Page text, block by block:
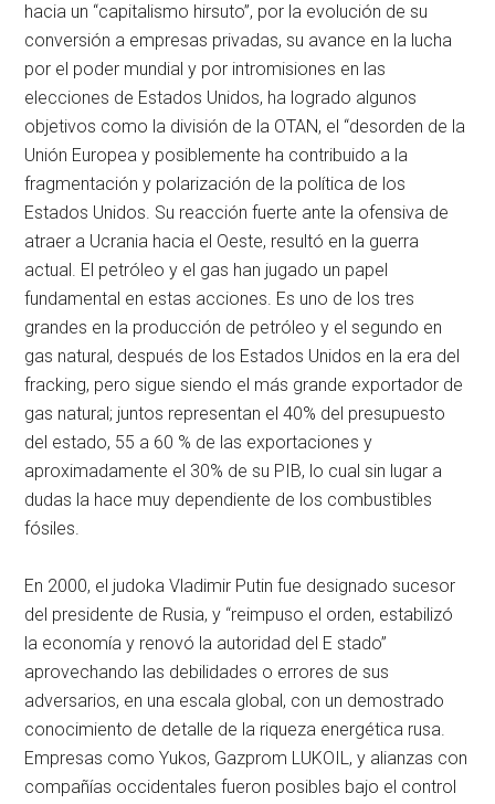
hacia un “capitalismo hirsuto”, por la evolución de su
conversión a empresas privadas, su avance en la lucha
por el poder mundial y por intromisiones en las
elecciones de Estados Unidos, ha logrado algunos
objetivos como la división de la OTAN, el “desorden de la
Unión Europea y posiblemente ha contribuido a la
fragmentación y polarización de la política de los
Estados Unidos. Su reacción fuerte ante la ofensiva de
atraer a Ucrania hacia el Oeste, resultó en la guerra
actual. El petróleo y el gas han jugado un papel
fundamental en estas acciones. Es uno de los tres
grandes en la producción de petróleo y el segundo en
gas natural, después de los Estados Unidos en la era del
fracking, pero sigue siendo el más grande exportador de
gas natural; juntos representan el 40% del presupuesto
del estado, 55 a 60 % de las exportaciones y
aproximadamente el 30% de su PIB, lo cual sin lugar a
dudas la hace muy dependiente de los combustibles
fósiles.
En 2000, el judoka Vladimir Putin fue designado sucesor
del presidente de Rusia, y “reimpuso el orden, estabilizó
la economía y renovó la autoridad del E stado”
aprovechando las debilidades o errores de sus
adversarios, en una escala global, con un demostrado
conocimiento de detalle de la riqueza energética rusa.
Empresas como Yukos, Gazprom LUKOIL, y alianzas con
compañías occidentales fueron posibles bajo el control